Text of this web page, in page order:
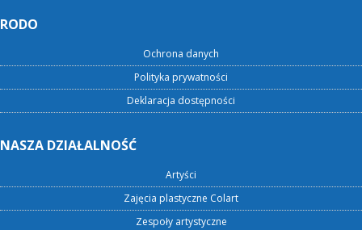
RODO
Ochrona danych
Polityka prywatności
Deklaracja dostępności
NASZA DZIAŁALNOŚĆ
Artyści
Zajęcia plastyczne Colart
Zespoły artystyczne